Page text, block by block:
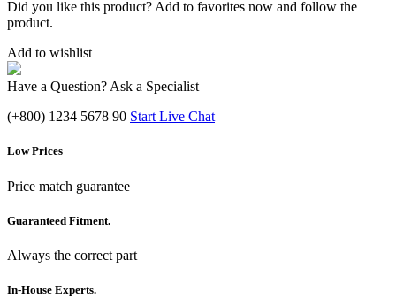
Did you like this product? Add to favorites now and follow the
product.
Add to wishlist
Have a Question? Ask a Specialist
(+800) 1234 5678 90 Start Live Chat
Low Prices
Price match guarantee
Guaranteed Fitment.
Always the correct part
In-House Experts.